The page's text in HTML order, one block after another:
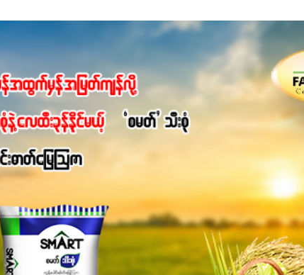
စပ်ထားတဲ့ ကွန်ပေါင်းဓာတ်မြေဩဇာဖြစ်ပါတယ်။ အဓိကအကျိုးက
က် ကလိုရိုဖီးလ်ဖွဲ့စည်းမှုကို အားပေးကာ သီးနှံပင်များ၏အရွက်များစိ
ယ်။ အပင်၏ပင်ပိုင်းကြီးထွားမှုကို တိုးမြင့်စေကာ အပင်သန်၍ အကြီး
ပါဝင်မှုကြောင့် အပင်ရဲ့ အမြစ်ဖွဲ့စည်းတည်ဆောက်မှုကို ပို၍သန်မာလ
၊အသီးသီးခြင်း၊အစေ့တည်ခြင်းလုပ်ငန်းစဉ်များကိုလည်း အားပေး
ောဂါဒဏ်၊ရာသီဥတုဒဏ်ခံနိုင်ရည်ရှိမှုကို မြင့်တက်စေပြီး အသီးအရ
တွက် လိုအပ်တဲ့အာဟာရဓာတ်ဖြစ်ပါတယ်။ ဟူးမစ်အက်စစ်ပါဝင်ပ
လာခြင်း၊မြေဆီလွှာဖွဲ့စည်းပုံနှင့်ရေထိန်းနိုင်စွမ်းအားကောင်းလာခြ
မှာဖြစ်ပါတယ်။ စပါးအပါအဝင် နှံစားသီးနှံများ၊ပဲအမျိုးမျိုး၊ဟင်း
ော့ တစ်မျိုးတည်းနဲ့ အားလုံးပါဖက်(perfect)မယ့် စမတ်သီးစုံနော် အ
ကြီးထွားအောင် ဖန်းလင့်ရဲ့ #စမတ်သီးစုံကို သုံးကြပါစို့....